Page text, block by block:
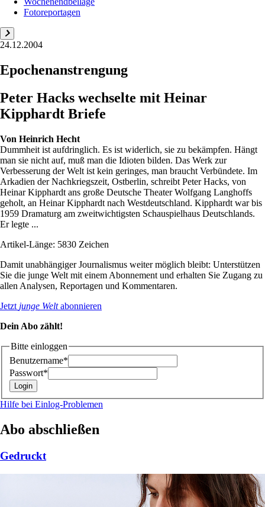
Fotoreportagen
24.12.2004
Epochenanstrengung
Peter Hacks wechselte mit Heinar
Kipphardt Briefe
Von Heinrich Hecht
Dummheit ist aufdringlich. Es ist widerlich, sie zu bekämpfen. Hängt
man sie nicht auf, muß man die Idioten bilden. Das Werk zur
Verbesserung der Welt ist kein geringes, man braucht Verbündete. Im
Arkadien der Nachkriegszeit, Ostberlin, schreibt Peter Hacks, von
Heinar Kipphardt ans große Deutsche Theater Wolfgang Langhoffs
geholt, an Heinar Kipphardt nach Westdeutschland. Kipphardt war bis
1959 Dramaturg am zweitwichtigsten Schauspielhaus Deutschlands.
Er legte ...
Artikel-Länge: 5830 Zeichen
Damit unabhängiger Journalismus weiter möglich bleibt: Unterstützen
Sie die junge Welt mit einem Abonnement und erhalten Sie Zugang zu
allen Analysen, Reportagen und Kommentaren.
Jetzt junge Weltabonnieren
Dein Abo zählt!
Bitte einloggen
Benutzername*
Passwort*
Hilfe bei Einlog-Problemen
Abo abschließen
Gedruckt